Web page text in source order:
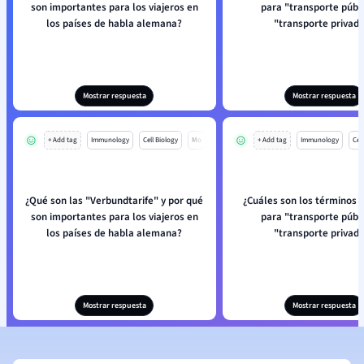
son importantes para los viajeros en
los países de habla alemana?
Mostrar respuesta
para "transporte
"transporte
Mostrar respuesta
+ Add tag Immunology Cell Biology Mo
¿Qué son las "Verbundtarife" y por qué
son importantes para los viajeros en
los países de habla alemana?
Mostrar respuesta
+ Add tag Immunology
¿Cuáles son los términos
para "transporte
"transporte
Mostrar respuesta